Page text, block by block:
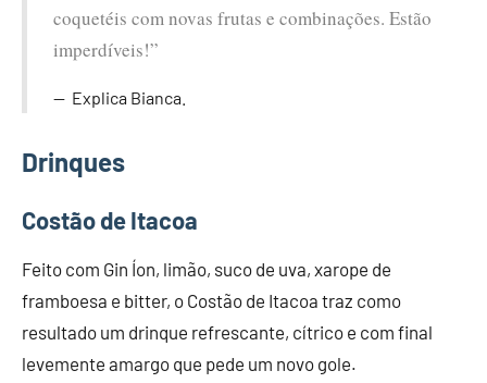
coquetéis com novas frutas e combinações. Estão
imperdíveis!”
Explica Bianca.
Drinques
Costão de Itacoa
Feito com Gin Íon, limão, suco de uva, xarope de
framboesa e bitter, o Costão de Itacoa traz como
resultado um drinque refrescante, cítrico e com final
levemente amargo que pede um novo gole.